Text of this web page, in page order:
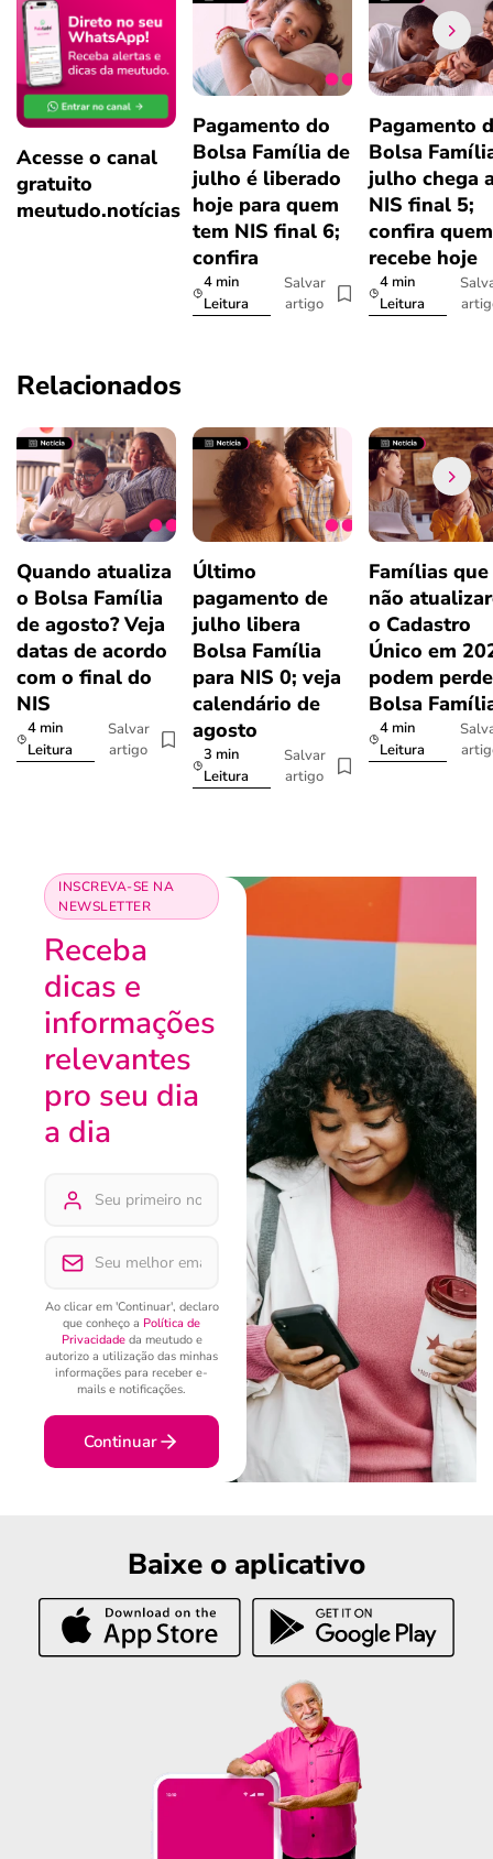
Acesse o canal
gratuito
meutudo.notícias
Pagamento do
Bolsa Família de
julho é liberado
hoje para quem
tem NIS final 6;
confira
4 min
Leitura
Salvar
artigo
Pagamento
Bolsa
julho chega
NIS final 5;
confira quem
recebe hoje
4 min
Leitura
Relacionados
Quando atualiza
o Bolsa Família
de agosto? Veja
datas de acordo
com o final do
NIS
4 min
Leitura
Salvar
artigo
Último
pagamento de
julho libera
Bolsa Família
para NIS 0; veja
calendário de
agosto
3 min
Leitura
Salvar
artigo
Famílias que
não
o Cadastro
Único em
podem
Bolsa
4 min
Leitura
INSCREVA-SE NA
NEWSLETTER
Receba
dicas e
informações
relevantes
pro seu dia
a dia
Ao clicar em 'Continuar', declaro
que conheço a Política de
Privacidadeda meutudo e
autorizo a utilização das minhas
informações para receber e-
mails e notificações.
Continuar
Baixe o aplicativo